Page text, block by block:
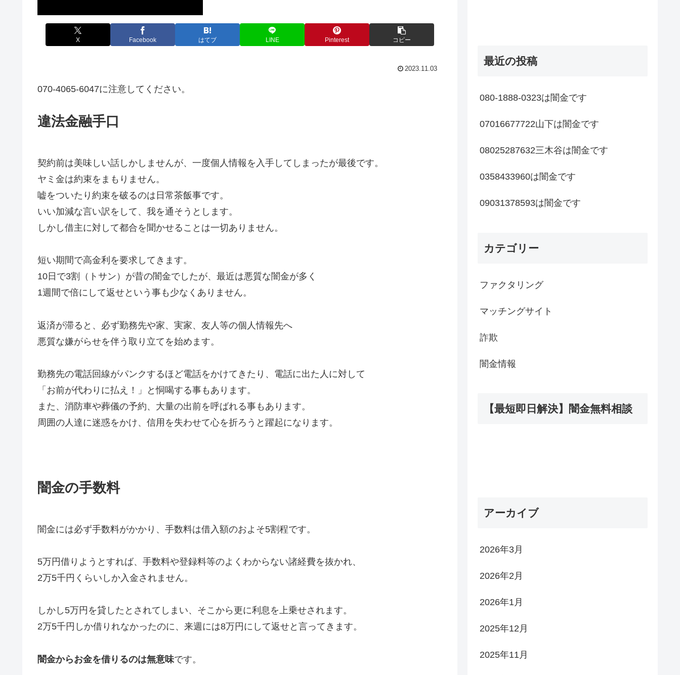
X Facebook はてブ LINE Pinterest コピー
2023.11.03
070-4065-6047に注意してください。
違法金融手口
契約前は美味しい話しかしませんが、一度個人情報を入手してしまったが最後です。
ヤミ金は約束をまもりません。
嘘をついたり約束を破るのは日常茶飯事です。
いい加減な言い訳をして、我を通そうとします。
しかし借主に対して都合を聞かせることは一切ありません。
短い期間で高金利を要求してきます。
10日で3割（トサン）が昔の闇金でしたが、最近は悪質な闇金が多く
1週間で倍にして返せという事も少なくありません。
返済が滞ると、必ず勤務先や家、実家、友人等の個人情報先へ
悪質な嫌がらせを伴う取り立てを始めます。
勤務先の電話回線がパンクするほど電話をかけてきたり、電話に出た人に対して
「お前が代わりに払え！」と恫喝する事もあります。
また、消防車や葬儀の予約、大量の出前を呼ばれる事もあります。
周囲の人達に迷惑をかけ、信用を失わせて心を折ろうと躍起になります。
闇金の手数料
闇金には必ず手数料がかかり、手数料は借入額のおよそ5割程です。
5万円借りようとすれば、手数料や登録料等のよくわからない諸経費を抜かれ、
2万5千円くらいしか入金されません。
しかし5万円を貸したとされてしまい、そこから更に利息を上乗せされます。
2万5千円しか借りれなかったのに、来週には8万円にして返せと言ってきます。
闇金からお金を借りるのは無意味です。
最近の投稿
080-1888-0323は闇金です
07016677722山下は闇金です
08025287632三木谷は闇金です
0358433960は闇金です
09031378593は闇金です
カテゴリー
ファクタリング
マッチングサイト
詐欺
闇金情報
【最短即日解決】闇金無料相談
アーカイブ
2026年3月
2026年2月
2026年1月
2025年12月
2025年11月